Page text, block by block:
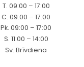
T. 09:00 – 17:00
C. 09:00 – 17:00
Pk. 09:00 – 17:00
S. 11:00 – 14:00
Sv. Brīvdiena